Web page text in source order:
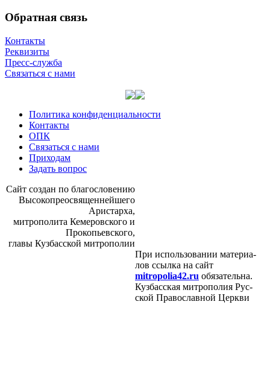
Обратная связь
Контакты
Реквизиты
Пресс-служба
Связаться с нами
Политика конфиденциальности
Контакты
ОПК
Связаться с нами
Приходам
Задать вопрос
Сайт со­здан по бла­го­сло­ве­нию
Вы­со­ко­прео­свя­щен­ней­ше­го
Ари­стар­ха,
мит­ро­по­ли­та Ке­ме­ров­ско­го и
Про­ко­пьев­ско­го,
гла­вы Куз­бас­ской мит­ро­по­лии
При ис­поль­зо­ва­нии ма­те­ри­а­
лов ссыл­ка на сайт
mitropolia42.ru обя­за­тель­на.
Куз­бас­ская мит­ро­по­лия Рус­
ской Пра­во­слав­ной Церк­ви